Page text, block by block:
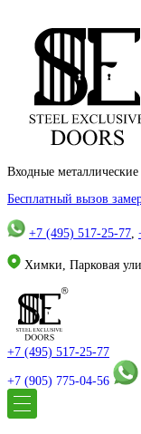
Входные
Бесплатный вызов
+7 (495) 517-25-77,
Химки, Парковая
+7 (495) 517-25-77
+7 (905) 775-04-56